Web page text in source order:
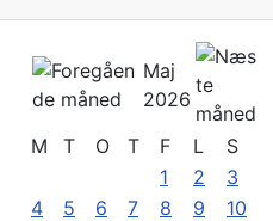
Maj
2026
M
T O T F L
S
1
2
3
4
5 6 7 8 9
10